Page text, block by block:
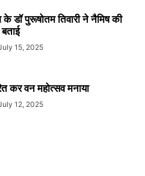
डॉ पुरूषोतम तिवारी ने नैमिष की
15, 2025
कर वन महोत्सव मनाया
12, 2025